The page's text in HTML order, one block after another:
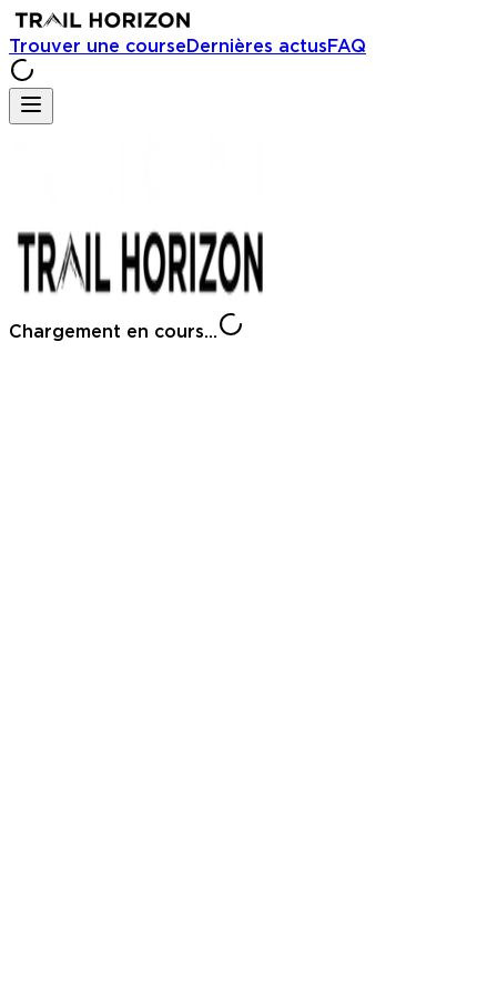
Trouver une courseDernières actusFAQ
Chargement en cours...